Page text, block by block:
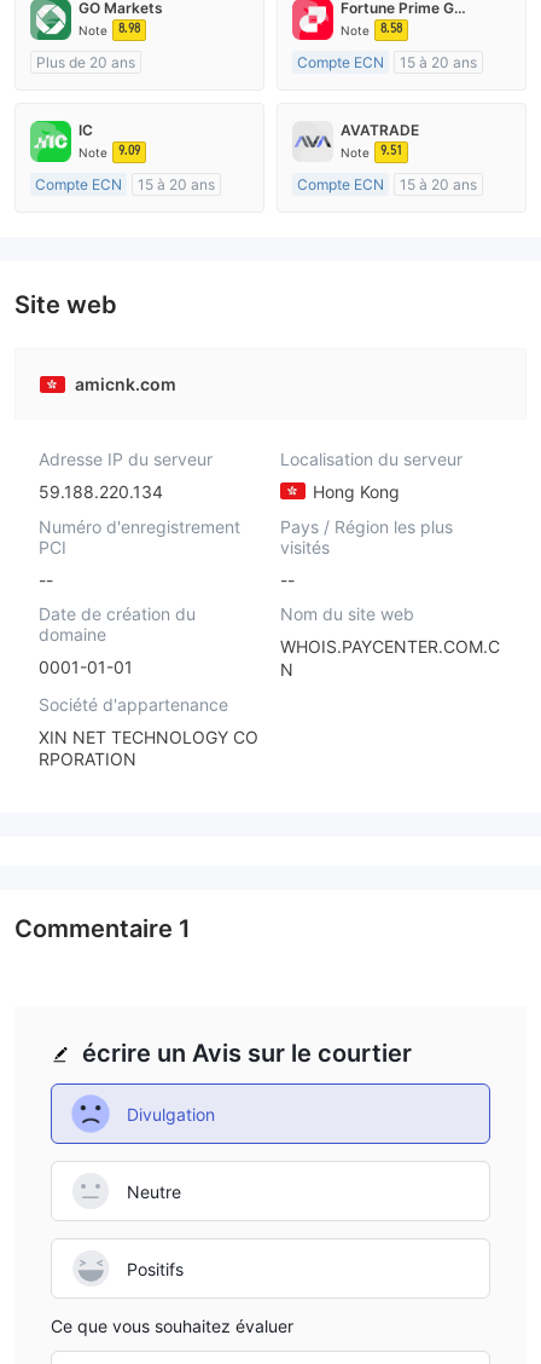
GO Markets
Note 8.98
Plus de 20 ans
Market Making (MM)
cTrader
Fortune Prime Global
Note 8.58
Compte ECN
15 à 20 ans
Etiquette principale MT4
IC
Note 9.09
Compte ECN
15 à 20 ans
AVATRADE
Note 9.51
Compte ECN
15 à 20 ans
Site web
amicnk.com
Adresse IP du serveur
59.188.220.134
Localisation du serveur
Hong Kong
Numéro d'enregistrement
PCI
--
Pays / Région les plus
visités
--
Date de création du
domaine
0001-01-01
Nom du site web
WHOIS.PAYCENTER.COM.C
N
Société d'appartenance
XIN NET TECHNOLOGY CO
RPORATION
écrire un Avis sur le courtier
Divulgation
Neutre
Positifs
Ce que vous souhaitez évaluer
Commentaire 1